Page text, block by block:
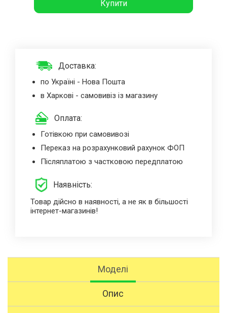
Купити
Доставка:
по Україні - Нова Пошта
в Харкові - самовивіз із магазину
Оплата:
Готівкою при самовивозі
Переказ на розрахунковий рахунок ФОП
Післяплатою з частковою передплатою
Наявність:
Товар дійсно в наявності, а не як в більшості
інтернет-магазинів!
Моделі
Опис